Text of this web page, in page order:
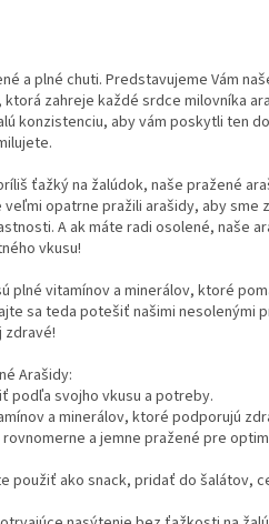
a plné chuti. Predstavujeme Vám
zahreje každé srdce milovníka
konzistenciu, aby vám poskytli ten
ťažký na žalúdok, naše pražené
opatrne pražili arašidy, aby sme
A ak máte radi osolené, naše
vkusu!
plné vitamínov a minerálov, ktoré
sa teda potešiť našimi nesolenými
zdravé!
Arašidy:
podľa svojho vkusu a potreby.
a minerálov, ktoré podporujú
a jemne pražené pre
použiť ako snack, pridať do šalátov,